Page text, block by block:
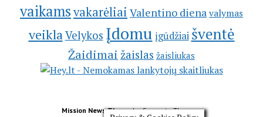
vaikamsvakarėliai Valentino diena valymas
veikla Velykos Įdomu įgūdžiai šventė
Žaidimai žaislas žaisliukas
Mission News Themeby Compete Themes.